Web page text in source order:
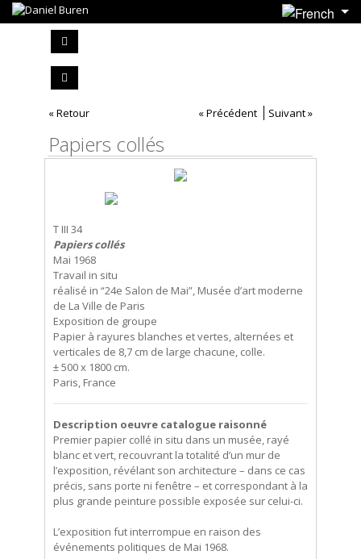
« Retour « Précédent Suivant »
Papiers collés
T III 34
Papiers collés
Mai 1968
Travail in situ
réalisé in “24e Salon de Mai”, Musée d’art moderne
de La Ville de Paris
Exposition de groupe
Papier à rayures blanches et vertes, alternées et
verticales de 8,7 cm de large chacune, colle.
± 500 x 1800 cm.
Paris, France
Description oeuvre catalogue raisonné
Premier papier collé in situ dans un musée, rayé
blanc et vert, recouvrant la totalité d’un mur de
l’exposition, révélant son architecture – dans ce cas
précis, sans porte ni fenêtre – et correspondant à la
plus grande peinture possible exposée sur celui-ci.
L’exposition fut interrompue en raison des
événements politiques de Mai 1968.